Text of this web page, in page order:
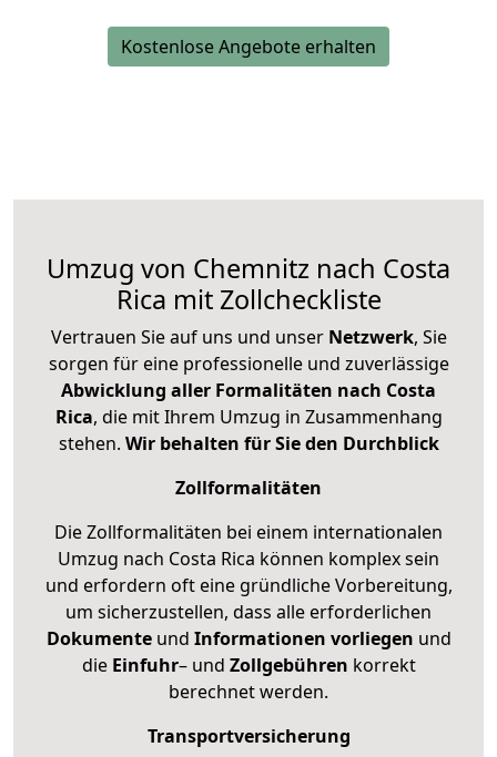
Kostenlose Angebote erhalten
Umzug von Chemnitz nach Costa
Rica mit Zollcheckliste
Vertrauen Sie auf uns und unser Netzwerk, Sie
sorgen für eine professionelle und zuverlässige
Abwicklung aller Formalitäten nach Costa
Rica, die mit Ihrem Umzug in Zusammenhang
stehen. Wir behalten für Sie den Durchblick
Zollformalitäten
Die Zollformalitäten bei einem internationalen
Umzug nach Costa Rica können komplex sein
und erfordern oft eine gründliche Vorbereitung,
um sicherzustellen, dass alle erforderlichen
Dokumenteund Informationen vorliegen und
die Einfuhr– und Zollgebühren korrekt
berechnet werden.
Transportversicherung